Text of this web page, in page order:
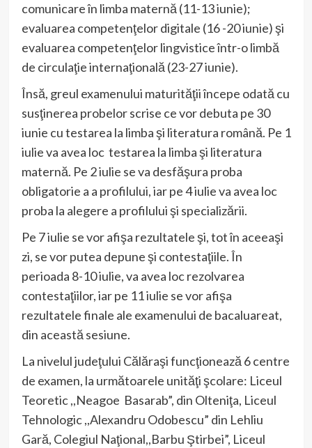
comunicare în limba maternă (11-13 iunie);
evaluarea competenţelor digitale (16 -20 iunie) şi
evaluarea competenţelor lingvistice într-o limbă
de circulaţie internaţională (23-27 iunie).
Însă, greul examenului maturităţii începe odată cu
susţinerea probelor scrise ce vor debuta pe 30
iunie cu testarea la limba şi literatura română. Pe 1
iulie va avea loc testarea la limba şi literatura
maternă. Pe 2 iulie se va desfăşura proba
obligatorie a a profilului, iar pe 4 iulie va avea loc
proba la alegere a profilului şi specializării.
Pe 7 iulie se vor afişa rezultatele şi, tot în aceeaşi
zi, se vor putea depune şi contestaţiile. În
perioada 8-10 iulie, va avea loc rezolvarea
contestaţiilor, iar pe 11 iulie se vor afişa
rezultatele finale ale examenului de bacaluareat,
din această sesiune.
La nivelul judeţului Călăraşi funcţionează 6 centre
de examen, la următoarele unităţi şcolare: Liceul
Teoretic ,,Neagoe Basarab”, din Olteniţa, Liceul
Tehnologic ,,Alexandru Odobescu” din Lehliu
Gară, Colegiul Naţional,,Barbu Ştirbei”, Liceul